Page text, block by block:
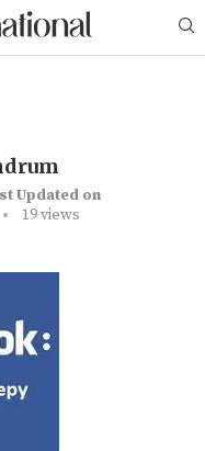
Updated on
19views